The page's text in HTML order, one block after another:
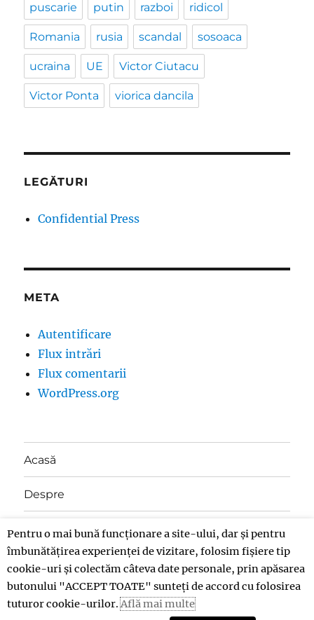
puscarie putin razboi ridicol
Romania rusia scandal sosoaca
ucraina UE Victor Ciutacu
Victor Ponta viorica dancila
LEGĂTURI
Confidential Press
META
Autentificare
Flux intrări
Flux comentarii
WordPress.org
Acasă
Despre
Contact
Donații
Insolent Politică de confidențialitate
Pentru o mai bună funcționare a site-ului, dar și pentru
îmbunătățirea experienței de vizitare, folosim fișiere tip
cookie-uri și colectăm câteva date personale, prin apăsarea
butonului "ACCEPT TOATE" sunteți de accord cu folosirea
tuturor cookie-urilor.Află mai multe